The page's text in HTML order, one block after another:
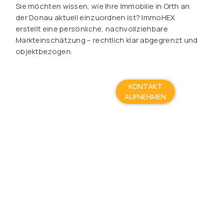
Sie möchten wissen, wie Ihre Immobilie in Orth an
der Donau aktuell einzuordnen ist? ImmoHEX
erstellt eine persönliche, nachvollziehbare
Markteinschätzung – rechtlich klar abgegrenzt und
objektbezogen.
KONTAKT
AUFNEHMEN